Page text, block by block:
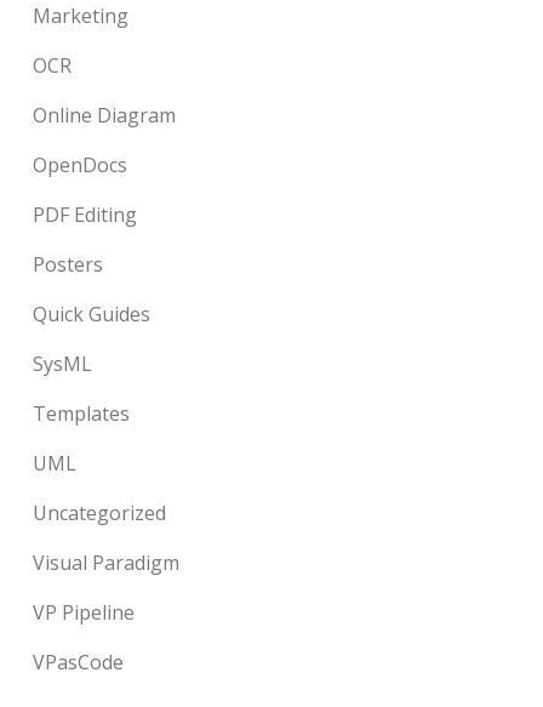
Marketing
OCR
Online Diagram
OpenDocs
PDF Editing
Posters
Quick Guides
SysML
Templates
UML
Uncategorized
Visual Paradigm
VP Pipeline
VPasCode